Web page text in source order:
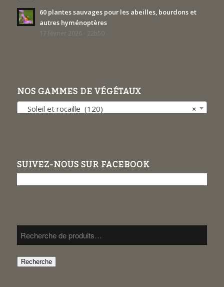
60 plantes sauvages pour les abeilles, bourdons et
autres hyménoptères
17 février 2026 - 22h50
NOS GAMMES DE VÉGÉTAUX
×
Soleil et rocaille (120)
SUIVEZ-NOUS SUR FACEBOOK
Recherche